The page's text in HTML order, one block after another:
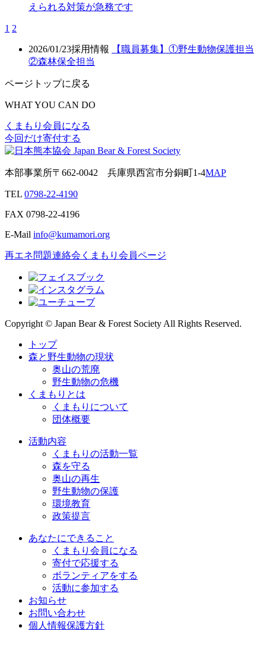
えられる対策が急務です
1 2
2026/01/23採用情報
【職員募集】①野生動物保護担当
②森林保全担当
ページトップに戻る
WHAT YOU CAN DO
くまもり会員になる
今回だけ寄付する
本部事業所〒662-0042 兵庫県西宮市分銅町1-4MAP
TEL 0798-22-4190
FAX 0798-22-4196
E-Mail info@kumamori.org
再エネ問題連絡会 くまもり会員ページ
Copyright © Japan Bear & Forest Society All Rights Reserved.
トップ
森と野生動物の現状
奥山の荒廃
野生動物の危機
くまもりとは
くまもりについて
団体概要
活動内容
くまもりの活動一覧
森を守る
奥山の再生
野生動物の保護
環境教育
政策提言
あなたにできること
くまもり会員になる
寄付で応援する
ボランティアをする
活動に参加する
お知らせ
お問い合わせ
個人情報保護方針